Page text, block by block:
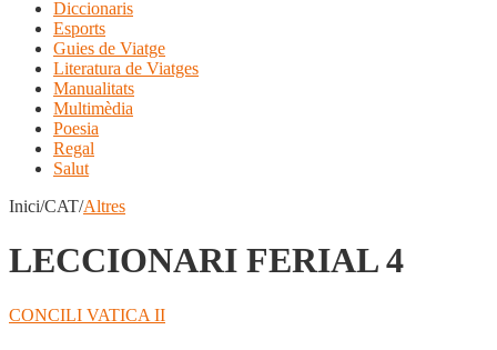
Diccionaris
Esports
Guies de Viatge
Literatura de Viatges
Manualitats
Multimèdia
Poesia
Regal
Salut
Inici/CAT/Altres
LECCIONARI FERIAL 4
CONCILI VATICA II